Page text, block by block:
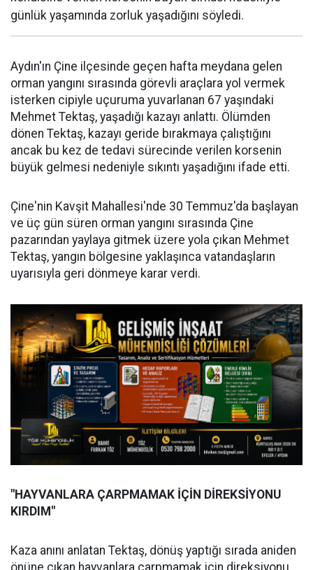
günlük yaşamında zorluk yaşadığını söyledi.
Aydın'ın Çine ilçesinde geçen hafta meydana gelen
orman yangını sırasında görevli araçlara yol vermek
isterken cipiyle uçuruma yuvarlanan 67 yaşındaki
Mehmet Tektaş, yaşadığı kazayı anlattı. Ölümden
dönen Tektaş, kazayı geride bırakmaya çalıştığını
ancak bu kez de tedavi sürecinde verilen korsenin
büyük gelmesi nedeniyle sıkıntı yaşadığını ifade etti.
Çine'nin Kavşit Mahallesi'nde 30 Temmuz'da başlayan
ve üç gün süren orman yangını sırasında Çine
pazarından yaylaya gitmek üzere yola çıkan Mehmet
Tektaş, yangın bölgesine yaklaşınca vatandaşların
uyarısıyla geri dönmeye karar verdi.
"HAYVANLARA ÇARPMAMAK İÇİN DİREKSİYONU
KIRDIM"
Kaza anını anlatan Tektaş, dönüş yaptığı sırada aniden
önüne çıkan hayvanlara çarpmamak için direksiyonu